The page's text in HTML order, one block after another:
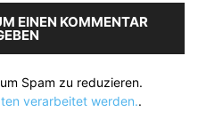
EINEN KOMMENTAR
Spam zu reduzieren.
verarbeitet werden..